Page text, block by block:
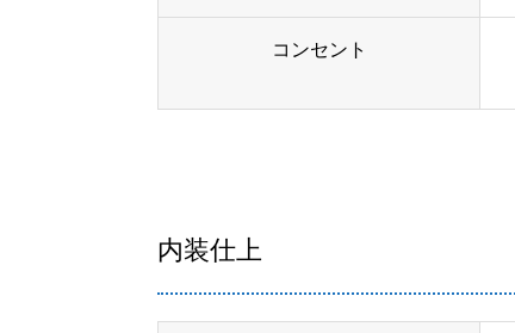
コンセント
内装仕上